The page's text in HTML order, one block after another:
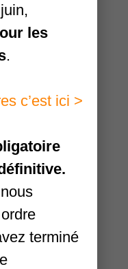
au 17
au 23
GLEIZÉ
juillet et
les
.
c’est ici >
terminé